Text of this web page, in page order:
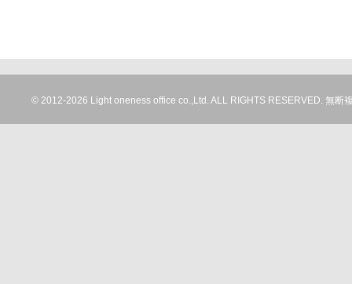
© 2012-2026 Light oneness office co.,Ltd. ALL RIGHTS RESERVED. 無断